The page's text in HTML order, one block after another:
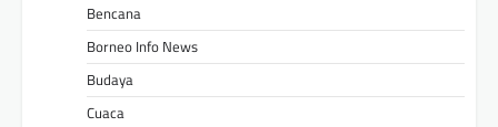
Bencana
Borneo Info News
Budaya
Cuaca